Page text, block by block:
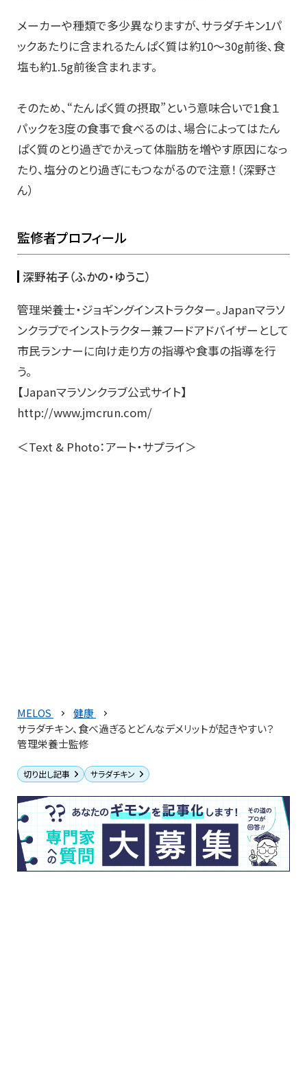
メーカーや種類で多少異なりますが、サラダチキン1パ
ックあたりに含まれるたんぱく質は約10〜30g前後、食
塩も約1.5g前後含まれます。
そのため、“たんぱく質の摂取”という意味合いで1食１
パックを3度の食事で食べるのは、場合によってはたん
ぱく質のとり過ぎでかえって体脂肪を増やす原因になっ
たり、塩分のとり過ぎにもつながるので注意！（深野さ
ん）
監修者プロフィール
深野祐子（ふかの・ゆうこ）
管理栄養士・ジョギングインストラクター。Japanマラソ
ンクラブでインストラクター兼フードアドバイザーとして
市民ランナーに向け走り方の指導や食事の指導を行
う。
【Japanマラソンクラブ公式サイト】
http://www.jmcrun.com/
＜Text & Photo：アート・サプライ＞
MELOS
健康
サラダチキン、食べ過ぎるとどんなデメリットが起きやすい？
管理栄養士監修
切り出し記事 サラダチキン